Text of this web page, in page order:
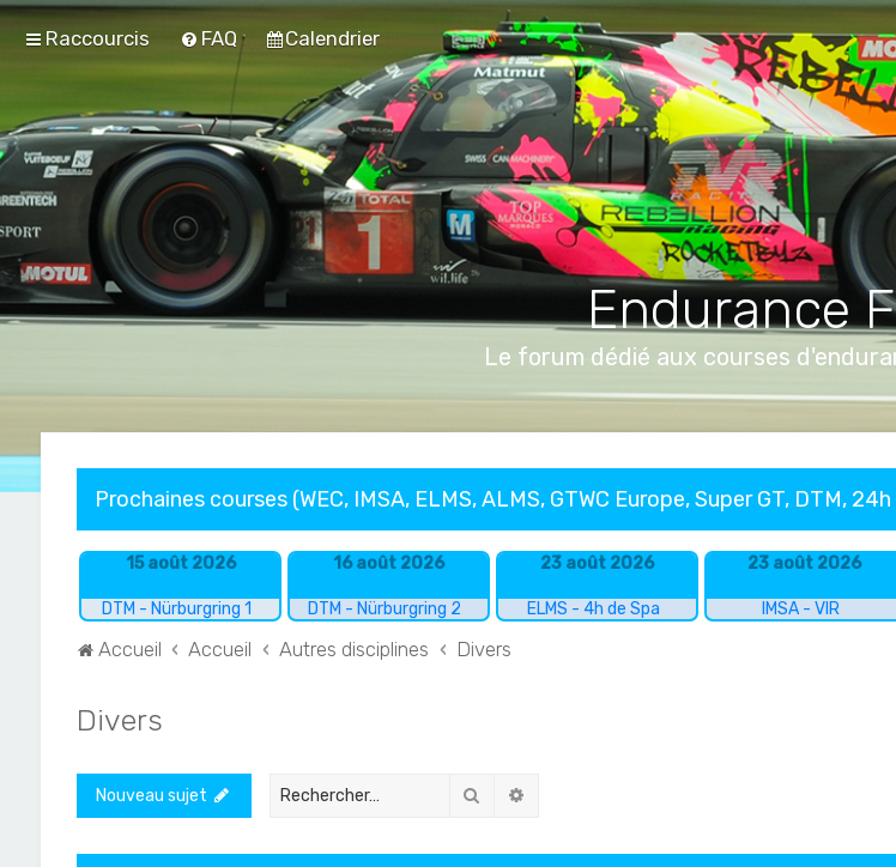
Raccourcis FAQ Calendrier
Endurance
Le forum dédié aux courses
Prochaines courses (WEC, IMSA, ELMS, ALMS, GTWC Europe, Super GT, DTM,
15 août 2026
DTM - Nürburgring 1
16 août 2026
DTM - Nürburgring 2
23 août 2026
ELMS - 4h de Spa
23 août 2026
IMSA - VIR
Accueil Accueil Autres disciplines Divers
Divers
Nouveau sujet Rechercher